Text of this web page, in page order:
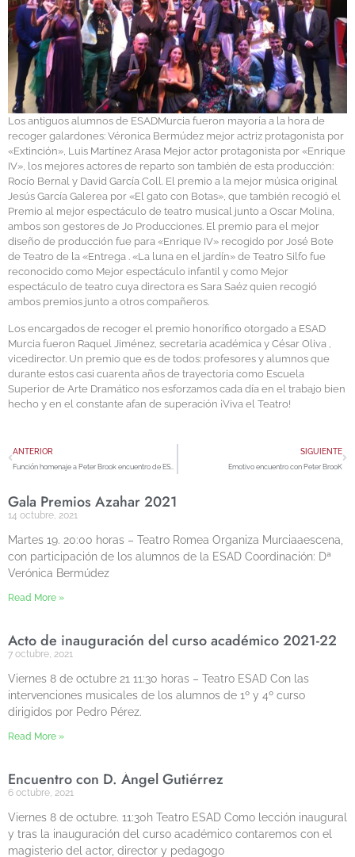
Los antiguos alumnos de ESADMurcia fueron mayoría a la hora de
recoger galardones: Véronica Bermúdez mejor actriz protagonista por
«Extinción», Luis Martínez Arasa Mejor actor protagonista por «Enrique
IV», los mejores actores de reparto son también de esta producción:
Rocío Bernal y David García Coll. El premio a la mejor música original
Jesús García Galerea por «El gato con Botas», que también recogió el
Premio al mejor espectáculo de teatro musical junto a Oscar Molina,
ambos son gestores de Jo Producciones. El premio para el mejor
diseño de producción fue para «Enrique IV» recogido por José Bote
de Teatro de la «Entrega . «La luna en el jardín» de Teatro Silfo fue
reconocido como Mejor espectáculo infantil y como Mejor
espectáculo de teatro cuya directora es Sara Saéz quien recogió
ambos premios junto a otros compañeros.
Los encargados de recoger el premio honorífico otorgado a ESAD
Murcia fueron Raquel Jiménez, secretaria académica y César Oliva ,
vicedirector. Un premio que es de todos: profesores y alumnos que
durante estos casi cuarenta años de trayectoria como Escuela
Superior de Arte Dramático nos esforzamos cada día en el trabajo bien
hecho y en el constante afan de superación ¡Viva el Teatro!
ANTERIOR SIGUIENTE
Emotivo encuentro con Peter BrooK
Gala Premios Azahar 2021
14 octubre, 2021
Martes 19. 20:00 horas – Teatro Romea Organiza Murciaaescena,
con participación de los alumnos de la ESAD Coordinación: Dª
Verónica Bermúdez
Read More »
Acto de inauguración del curso académico 2021-22
7 octubre, 2021
Viernes 8 de octubre 21 11:30 horas – Teatro ESAD Con las
intervenciones musicales de los alumnos de 1º y 4º curso
dirigidos por Pedro Pérez.
Read More »
Encuentro con D. Ángel Gutiérrez
6 octubre, 2021
Viernes 8 de octubre. 11:30h Teatro ESAD Como lección inaugural
y tras la inauguración del curso académico contaremos con el
magisterio del actor, director y pedagogo